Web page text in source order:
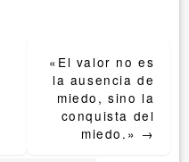
«El valor no es
la ausencia de
miedo, sino la
conquista del
miedo.» →